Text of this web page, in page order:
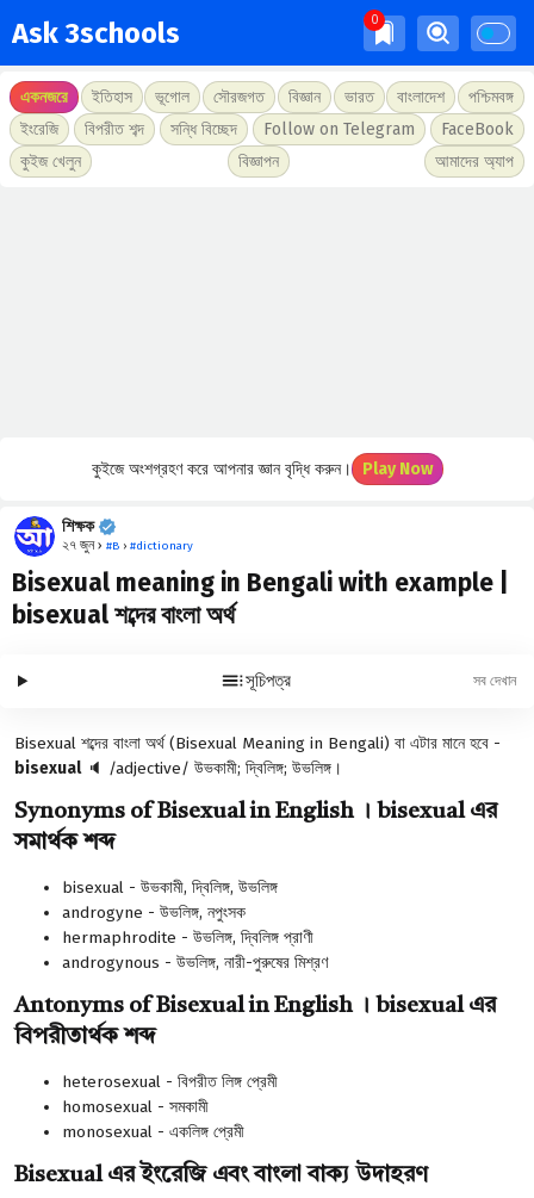
Ask 3schools
একনজরে ইতিহাস ভূগোল সৌরজগত বিজ্ঞান ভারত বাংলাদেশ
পশ্চিমবঙ্গ
ইংরেজি
বিপরীত শব্দ সন্ধি বিচ্ছেদ Follow on Telegram
FaceBook
কুইজ খেলুন
বিজ্ঞাপন আমাদের অ্যাপ
কুইজে অংশগ্রহণ করে আপনার জ্ঞান বৃদ্ধি করুন। Play Now
শিক্ষক
২৭ জুন › #B › #dictionary
Bisexual meaning in Bengali with example |
bisexual শব্দের বাংলা অর্থ
সূচিপত্র
Bisexual শব্দের বাংলা অর্থ (Bisexual Meaning in Bengali) বা এটার মানে হবে -
bisexual🔈 /adjective/ উভকামী; দ্বিলিঙ্গ; উভলিঙ্গ।
Synonyms of Bisexual in English । bisexual এর
সমার্থক শব্দ
bisexual - উভকামী, দ্বিলিঙ্গ, উভলিঙ্গ
androgyne - উভলিঙ্গ, নপুংসক
hermaphrodite - উভলিঙ্গ, দ্বিলিঙ্গ প্রাণী
androgynous - উভলিঙ্গ, নারী-পুরুষের মিশ্রণ
Antonyms of Bisexual in English । bisexual এর
বিপরীতার্থক শব্দ
heterosexual - বিপরীত লিঙ্গ প্রেমী
homosexual - সমকামী
monosexual - একলিঙ্গ প্রেমী
Bisexual এর ইংরেজি এবং বাংলা বাক্য উদাহরণ